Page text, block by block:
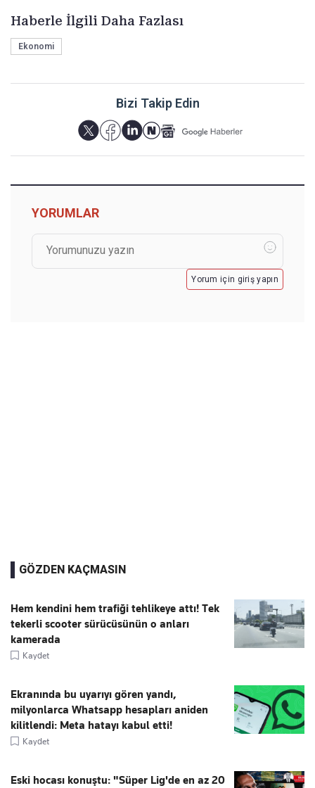
Haberle İlgili Daha Fazlası
Ekonomi
Bizi Takip Edin
YORUMLAR
Yorum için giriş yapın
GÖZDEN KAÇMASIN
Hem kendini hem trafiği tehlikeye attı! Tek
tekerli scooter sürücüsünün o anları
kamerada
Kaydet
Ekranında bu uyarıyı gören yandı,
milyonlarca Whatsapp hesapları aniden
kilitlendi: Meta hatayı kabul etti!
Kaydet
Eski hocası konuştu: "Süper Lig'de en az 20